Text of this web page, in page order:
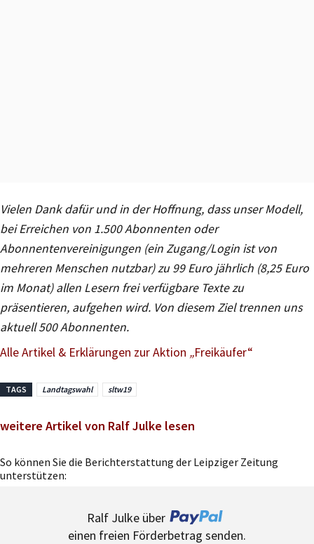
Vielen Dank dafür und in der Hoffnung, dass unser Modell,
bei Erreichen von 1.500 Abonnenten oder
Abonnentenvereinigungen (ein Zugang/Login ist von
mehreren Menschen nutzbar) zu 99 Euro jährlich (8,25 Euro
im Monat) allen Lesern frei verfügbare Texte zu
präsentieren, aufgehen wird. Von diesem Ziel trennen uns
aktuell 500 Abonnenten.
Alle Artikel & Erklärungen zur Aktion „Freikäufer“
TAGS Landtagswahl sltw19
weitere Artikel von Ralf Julke lesen
So können Sie die Berichterstattung der Leipziger Zeitung
unterstützen:
Ralf Julke über
einen freien Förderbetrag senden.